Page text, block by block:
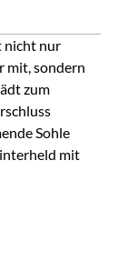
nicht nur
mit, sondern
zum
Sohle
mit